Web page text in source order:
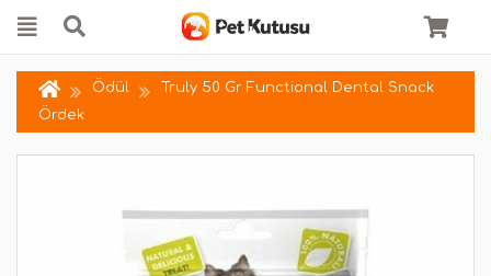
Ödül
Truly 50 Gr Functional Dental Snack
Ördek